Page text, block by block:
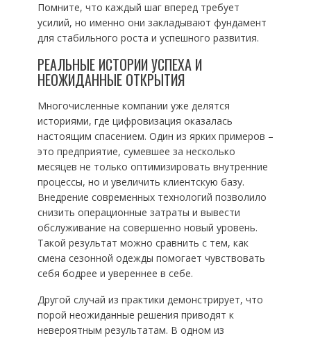
Помните, что каждый шаг вперед требует
усилий, но именно они закладывают фундамент
для стабильного роста и успешного развития.
РЕАЛЬНЫЕ ИСТОРИИ УСПЕХА И
НЕОЖИДАННЫЕ ОТКРЫТИЯ
Многочисленные компании уже делятся
историями, где цифровизация оказалась
настоящим спасением. Один из ярких примеров –
это предприятие, сумевшее за несколько
месяцев не только оптимизировать внутренние
процессы, но и увеличить клиентскую базу.
Внедрение современных технологий позволило
снизить операционные затраты и вывести
обслуживание на совершенно новый уровень.
Такой результат можно сравнить с тем, как
смена сезонной одежды помогает чувствовать
себя бодрее и увереннее в себе.
Другой случай из практики демонстрирует, что
порой неожиданные решения приводят к
невероятным результатам. В одном из